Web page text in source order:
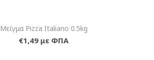
Μείγμα Pizza Italiano 0.5kg
€1,49 με ΦΠΑ